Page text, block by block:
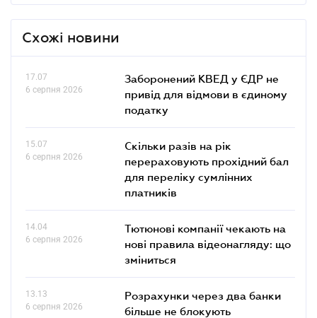
Схожі новини
17.07
6 серпня 2026
Заборонений КВЕД у ЄДР не
привід для відмови в єдиному
податку
15.07
6 серпня 2026
Скільки разів на рік
перераховують прохідний бал
для переліку сумлінних
платників
14.04
6 серпня 2026
Тютюнові компанії чекають на
нові правила відеонагляду: що
зміниться
13.13
6 серпня 2026
Розрахунки через два банки
більше не блокують